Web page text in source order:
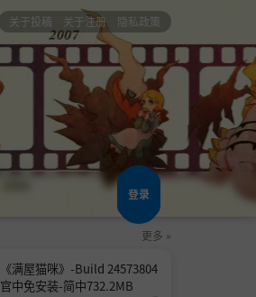
关于投稿 关于注册 隐私政策
登录
更多 »
《满屋猫咪》-Build 24573804
官中免安装-简中732.2MB